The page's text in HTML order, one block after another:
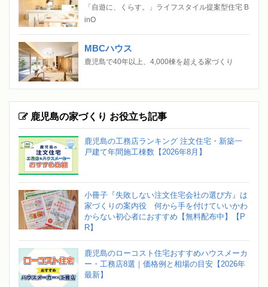
「自遊に、くらす。」ライフスタイル提案型住宅 B
inO
MBCハウス
鹿児島で40年以上、4,000棟を超える家づくり
鹿児島の家づくり お役立ち記事
鹿児島の工務店ランキング 注文住宅・新築一
戸建て年間施工棟数【2026年8月】
小冊子『失敗しない注文住宅会社の選び方』は
家づくりの案内役 何から手を付けていいかわ
からない初心者におすすめ【無料配布中】【P
R】
鹿児島のローコスト住宅おすすめハウスメーカ
ー・工務店8選｜価格例と相場の目安【2026年
最新】